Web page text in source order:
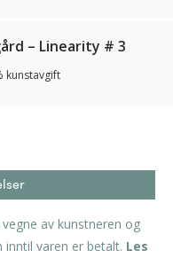
– Linearity # 3
kunstavgift
av kunstneren og
varen er betalt. Les